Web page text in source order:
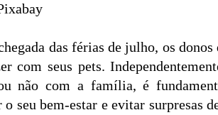
das férias de julho, os
com seus pets.
não com a família, é
o seu bem-estar e evitar surpresas